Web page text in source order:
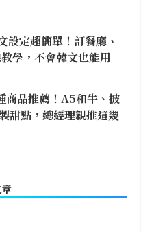
定超簡單！訂餐廳、
學，不會韓文也能用
品推薦！A5和牛、披
甜點，總經理親推這幾